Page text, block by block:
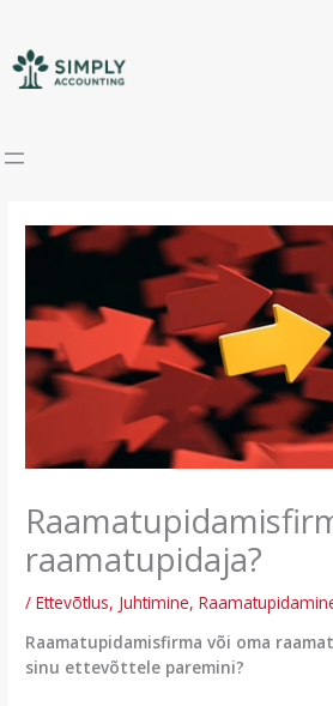
raamatupidaja?
/Ettevõtlus, Juhtimine,
Raamatupidamisfirma või oma
sinu ettevõttele paremini?